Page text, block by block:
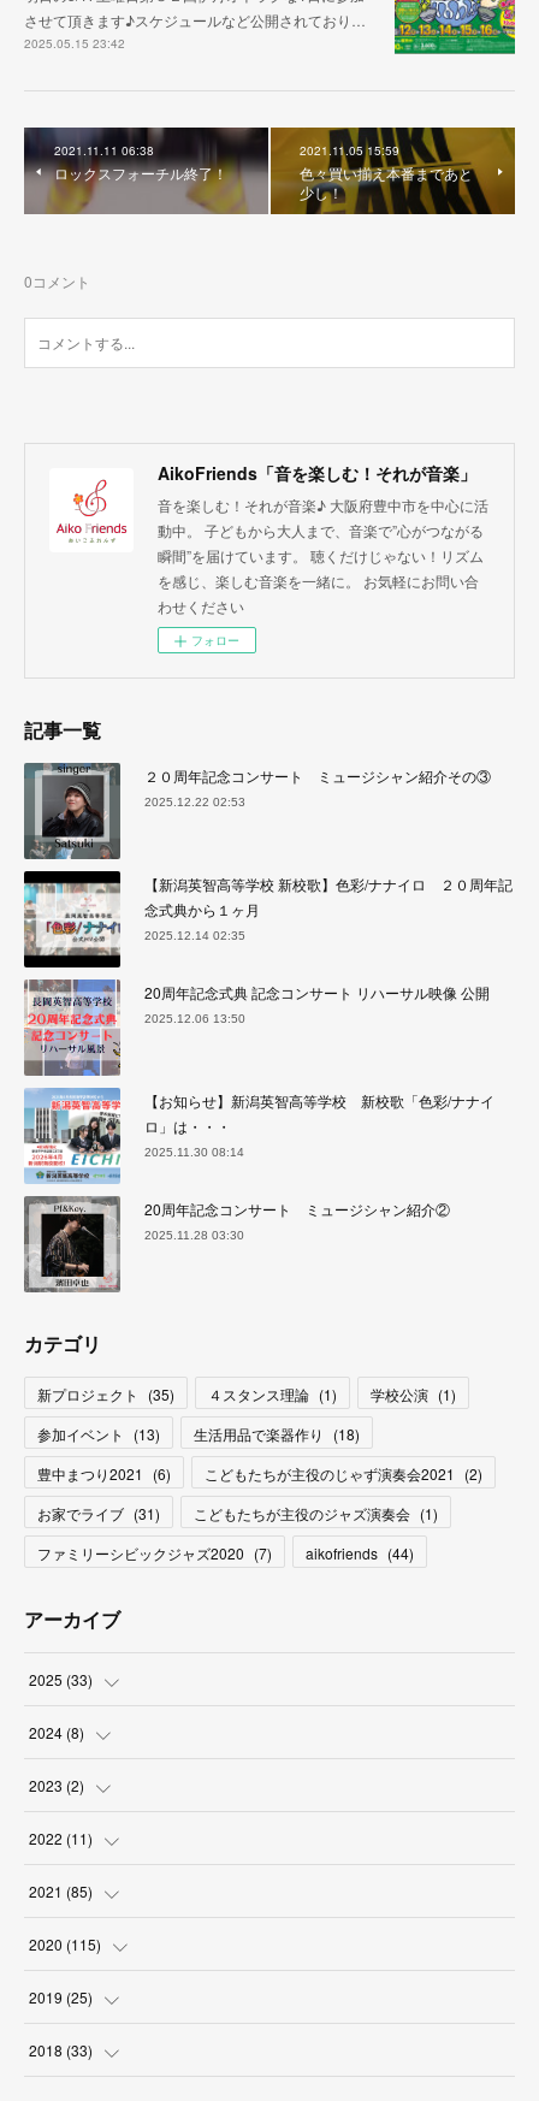
させて頂きます♪スケジュールなど公開されており…
2025.05.15 23:42
2021.11.11 06:38
ロックスフォーチル終了！
2021.11.05 15:59
色々買い揃え本番まであと
少し！
0コメント
AikoFriends「音を楽しむ！それが音楽」
音を楽しむ！それが音楽♪ 大阪府豊中市を中心に活
動中。 子どもから大人まで、音楽で”心がつながる
瞬間”を届けています。 聴くだけじゃない！リズム
を感じ、楽しむ音楽を一緒に。 お気軽にお問い合
わせください
フォロー
記事一覧
２０周年記念コンサート ミュージシャン紹介その③
2025.12.22 02:53
【新潟英智高等学校 新校歌】色彩/ナナイロ ２０周年記
念式典から１ヶ月
2025.12.14 02:35
20周年記念式典 記念コンサート リハーサル映像 公開
2025.12.06 13:50
【お知らせ】新潟英智高等学校 新校歌「色彩/ナナイ
ロ」は・・・
2025.11.30 08:14
20周年記念コンサート ミュージシャン紹介②
2025.11.28 03:30
カテゴリ
新プロジェクト (35) ４スタンス理論 (1) 学校公演 (1)
参加イベント
(13) 生活用品で楽器作り (18)
豊中まつり2021
(6) こどもたちが主役のじゃず演奏会2021 (2)
お家でライブ (31) こどもたちが主役のジャズ演奏会 (1)
ファミリーシビックジャズ2020 (7) aikofriends (44)
アーカイブ
2025 (33)
( )
( )
(2
(4
2024 (8)
( )
(5
(1
2023 (2)
(1
(1
2022 (11)
(1
(2)
(3
(5
2021 (85)
(6)
(12 )
(9
2020 (115)
(8
(5
2019 (25)
(3
2018 (33)